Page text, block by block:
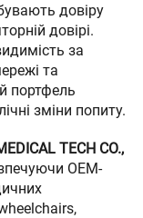
довіру
довірі.
за
та
портфель
зміни попиту.
TECH CO.,
OEM-